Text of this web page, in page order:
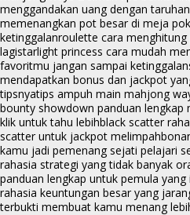
menggandakan uang dengan
memenangkan pot besar di meja
ketinggalanroulette cara
lagistarlight princess cara mudah
favoritmu jangan sampai ketinggalan
mendapatkan bonus dan jackpot
tipsnyatips ampuh main mahjong
bounty showdown panduan lengkap
klik untuk tahu lebihblack scatter
scatter untuk jackpot melimpah
kamu jadi pemenang sejati pelajari
rahasia strategi yang tidak banyak
panduan lengkap untuk pemula
rahasia keuntungan besar yang
terbukti membuat kamu menang